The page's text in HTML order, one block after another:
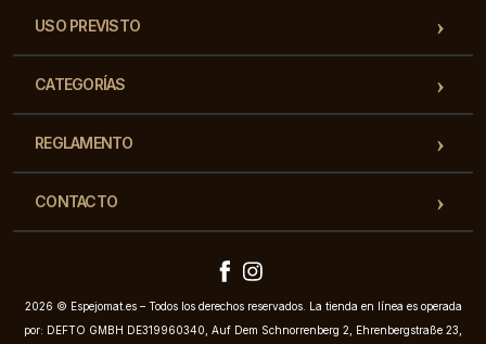
USO PREVISTO
CATEGORÍAS
REGLAMENTO
CONTACTO
2026 © Espejomat.es – Todos los derechos reservados. La tienda en línea es operada
por: DEFTO GMBH DE319960340, Auf Dem Schnorrenberg 2, Ehrenbergstraße 23,